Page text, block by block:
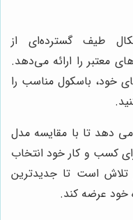
طیف گسترده‌ای از
معتبر را ارائه می‌دهد.
خود، باسکول مناسب را
دهد تا با مقایسه مدل
کسب و کار خود انتخاب
تلاش است تا جدیدترین
خود عرضه کند.